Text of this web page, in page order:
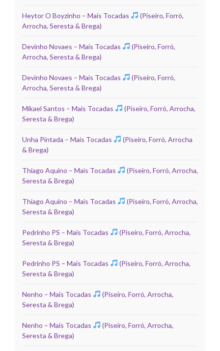
Heytor O Boyzinho – Mais Tocadas
(Piseiro, Forró,
Arrocha, Seresta & Brega)
Devinho Novaes – Mais Tocadas
(Piseiro, Forró,
Arrocha, Seresta & Brega)
Devinho Novaes – Mais Tocadas
(Piseiro, Forró,
Arrocha, Seresta & Brega)
Mikael Santos – Mais Tocadas
(Piseiro, Forró, Arrocha,
Seresta & Brega)
Unha Pintada – Mais Tocadas
(Piseiro, Forró, Arrocha
& Brega)
Thiago Aquino – Mais Tocadas
(Piseiro, Forró, Arrocha,
Seresta & Brega)
Thiago Aquino – Mais Tocadas
(Piseiro, Forró, Arrocha,
Seresta & Brega)
Pedrinho PS – Mais Tocadas
(Piseiro, Forró, Arrocha,
Seresta & Brega)
Pedrinho PS – Mais Tocadas
(Piseiro, Forró, Arrocha,
Seresta & Brega)
Nenho – Mais Tocadas
(Piseiro, Forró, Arrocha,
Seresta & Brega)
Nenho – Mais Tocadas
(Piseiro, Forró, Arrocha,
Seresta & Brega)